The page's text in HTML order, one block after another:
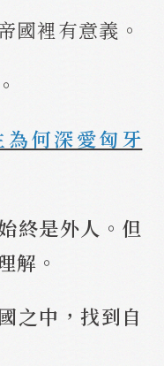
國裡有意義。
為何深愛匈牙
終是外人。但
解。
之中，找到自